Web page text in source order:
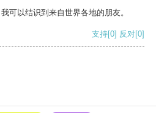
可以结识到来自世界各地的朋友。
支持[0] 反对[0]